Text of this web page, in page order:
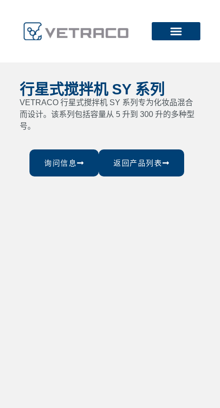
行星式搅拌机 SY 系列
VETRACO 行星式搅拌机 SY 系列专为化妆品混合
而设计。该系列包括容量从 5 升到 300 升的多种型
号。
询问信息 返回产品列表